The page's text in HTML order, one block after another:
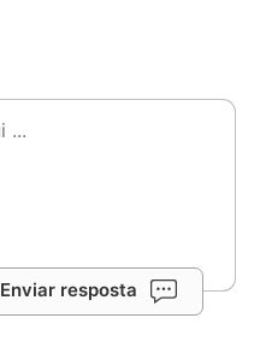
Enviar resposta